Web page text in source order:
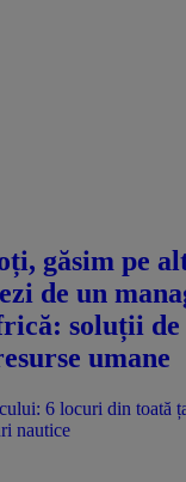
găsim pe
de un
soluții de
umane
6 locuri din toată
nautice